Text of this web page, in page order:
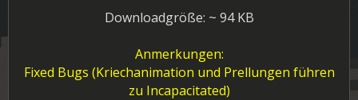
Downloadgröße: ~ 94 KB
Anmerkungen:
Fixed Bugs (Kriechanimation und Prellungen führen
zu Incapacitated)